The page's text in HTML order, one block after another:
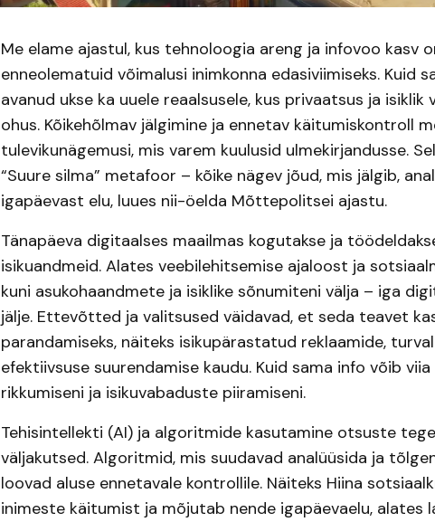
Me elame ajastul, kus tehnoloogia areng ja infovoo kasv
enneolematuid võimalusi inimkonna edasiviimiseks. Kuid
avanud ukse ka uuele reaalsusele, kus privaatsus ja
ohus. Kõikehõlmav jälgimine ja ennetav käitumiskontroll
tulevikunägemusi, mis varem kuulusid ulmekirjandusse.
“Suure silma” metafoor – kõike nägev jõud, mis jälgib,
igapäevast elu, luues nii-öelda Mõttepolitsei ajastu.
Tänapäeva digitaalses maailmas kogutakse ja
isikuandmeid. Alates veebilehitsemise ajaloost ja
kuni asukohaandmete ja isiklike sõnumiteni välja – iga
jälje. Ettevõtted ja valitsused väidavad, et seda teavet
parandamiseks, näiteks isikupärastatud reklaamide,
efektiivsuse suurendamise kaudu. Kuid sama info võib
rikkumiseni ja isikuvabaduste piiramiseni.
Tehisintellekti (AI) ja algoritmide kasutamine otsuste
väljakutsed. Algoritmid, mis suudavad analüüsida ja
loovad aluse ennetavale kontrollile. Näiteks Hiina
inimeste käitumist ja mõjutab nende igapäevaelu, alates